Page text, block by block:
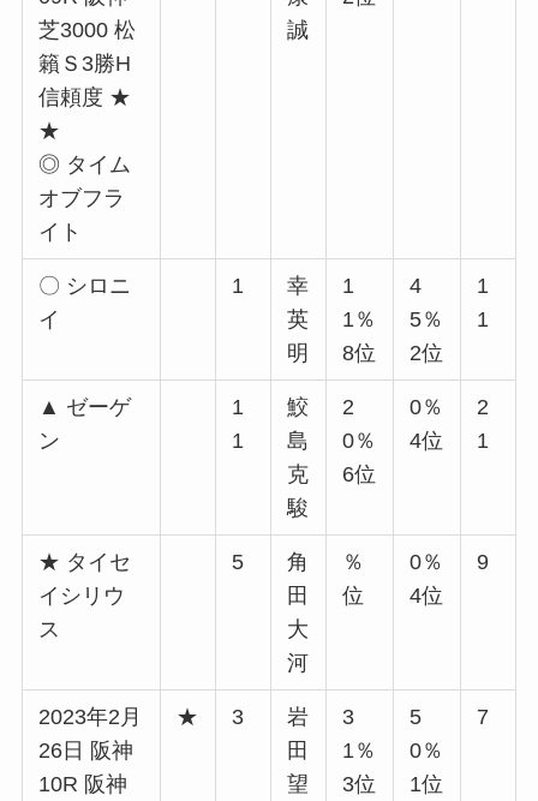
芝3000 松
籟Ｓ3勝H
信頼度 ★
★
◎ タイム
オブフラ
イト
誠
〇 シロニ
イ
1
幸
英
明
1
1％
8位
4
5％
2位
1
1
▲ ゼーゲ
ン
1
1
鮫
島
克
駿
2
0％
6位
0％
4位
2
1
★ タイセ
イシリウ
ス
5
角
田
大
河
％
位
0％
4位
9
2023年2月
26日 阪神
10R 阪神
★ 3
岩
田
望
3
1％
3位
5
0％
1位
7